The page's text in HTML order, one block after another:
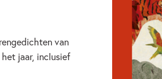
van
jaar, inclusief